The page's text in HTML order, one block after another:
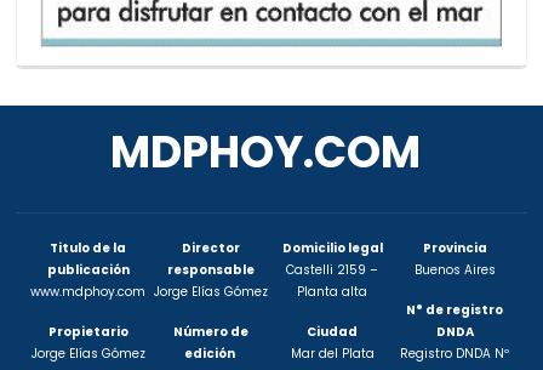
MDPHOY.COM
Titulo de la
publicación
www.mdphoy.com
Propietario
Jorge Elías Gómez
Director
responsable
Jorge Elías Gómez
Número de
edición
Domicilio legal
Castelli 2159 –
Planta alta
Ciudad
Mar del Plata
Provincia
Buenos Aires
N° de registro
DNDA
Registro DNDA Nº